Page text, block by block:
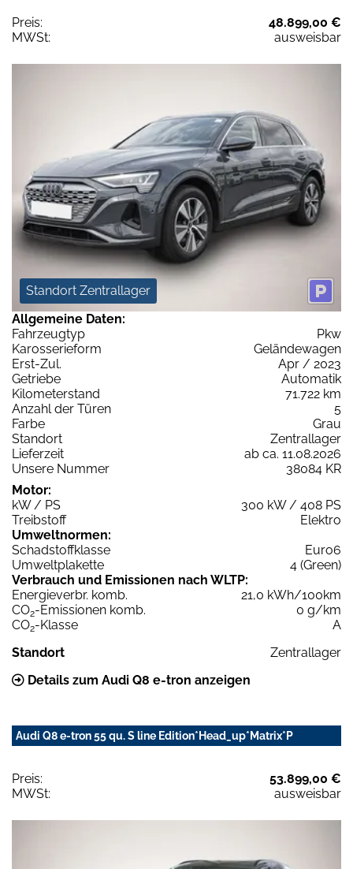
Preis:
48.899,00 €
MWSt:
ausweisbar
Standort Zentrallager
Allgemeine Daten:
Fahrzeugtyp
Pkw
Karosserieform
Geländewagen
Erst-Zul.
Apr / 2023
Getriebe
Automatik
Kilometerstand
71.722 km
Anzahl der Türen
5
Farbe
Grau
Standort
Zentrallager
Lieferzeit
ab ca. 11.08.2026
Unsere Nummer
38084 KR
Motor:
kW / PS
300 kW / 408 PS
Treibstoff
Elektro
Umweltnormen:
Schadstoffklasse
Euro6
Umweltplakette
4 (Green)
Verbrauch und Emissionen nach WLTP:
Energieverbr. komb.
21,0 kWh/100km
CO2-Emissionen komb.
0 g/km
CO2-Klasse
A
Standort
Zentrallager
Details zum Audi Q8 e-tron anzeigen
Audi Q8 e-tron 55 qu. S line Edition*Head_up*Matrix*P
Preis:
53.899,00 €
MWSt:
ausweisbar